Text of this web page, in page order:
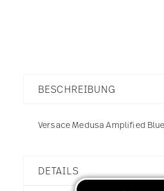
BESCHREIBUNG
Versace Medusa Amplified
DETAILS